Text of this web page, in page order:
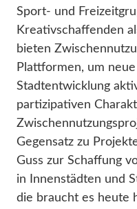
Sport- und
Kreativschaffenden
bieten
Plattformen, um
Stadtentwicklung
partizipativen
Gegensatz zu
Guss zur Schaffung
in Innenstädten und
die braucht es heute